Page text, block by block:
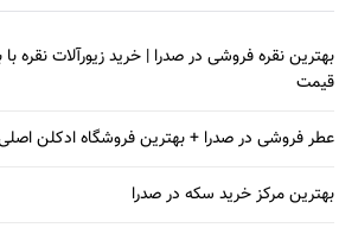
بهترین نقره فروشی در صدرا | خرید زیورآلات نقره با
قیمت
عطر فروشی در صدرا + بهترین فروشگاه ادکلن
بهترین مرکز خرید سکه در صدرا